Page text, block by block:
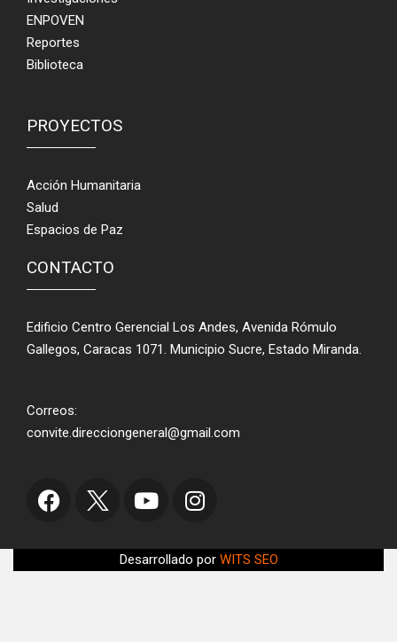
ENPOVEN
Reportes
Biblioteca
PROYECTOS
Acción Humanitaria
Salud
Espacios de Paz
CONTACTO
Edificio Centro Gerencial Los Andes, Avenida Rómulo
Gallegos, Caracas 1071. Municipio Sucre, Estado Miranda.
Correos:
convite.direcciongeneral@gmail.com
Desarrollado por WITS SEO